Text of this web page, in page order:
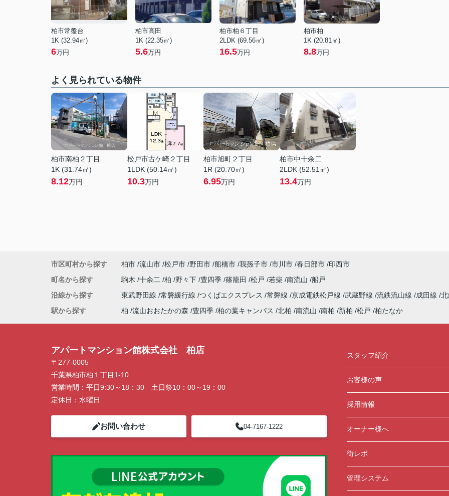
柏市常盤台
1K (32.94㎡)
6万円
柏市高田
1K (22.35㎡)
5.6万円
柏市柏６丁目
2LDK (69.56㎡)
16.5万円
柏市柏
1K (20.81㎡)
8.8万円
よく見られている物件
柏市南柏２丁目
1K (31.74㎡)
8.12万円
松戸市古ケ崎２丁目
1LDK (50.14㎡)
10.3万円
柏市旭町２丁目
1R (20.70㎡)
6.95万円
柏市中十余二
2LDK (52.51㎡)
13.4万円
市区町村から探す 柏市 流山市 松戸市 野田市 船橋市 我孫子市 市川市 春日部市 印西市
町名から探す
駒木 十余二 柏 野々下 豊四季 篠籠田 松戸 若柴 南流山 船戸
沿線から探す
東武野田線 常磐緩行線 つくばエクスプレス 常磐線 京成電鉄松戸線 武蔵野線 流鉄流山線 成田線
駅から探す
柏 流山おおたかの森 豊四季 柏の葉キャンパス 北柏 南流山 南柏 新柏 松戸 柏たなか
アパートマンション館株式会社 柏店
〒277-0005
千葉県柏市柏１丁目1-10
営業時間： 平日9:30～18：30 土日祭10：00～19：00
定休日： 水曜日
お問い合わせ 04-7167-1222
スタッフ紹介
お客様の声
採用情報
オーナー様へ
街レポ
管理システム